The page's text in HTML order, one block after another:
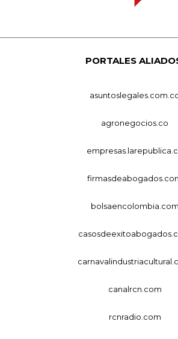
PORTALES
agronegocios.co
bolsaencolombia.com
canalrcn.com
rcnradio.com